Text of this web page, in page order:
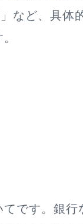
など、具体
です。銀行